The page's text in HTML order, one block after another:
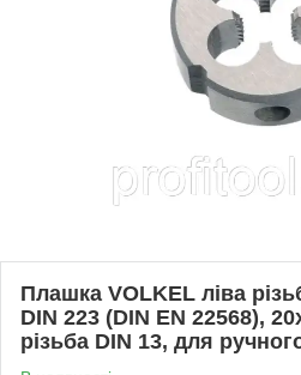
Плашка VOLKEL ліва
DIN 223 (DIN EN 22568),
різьба DIN 13, для